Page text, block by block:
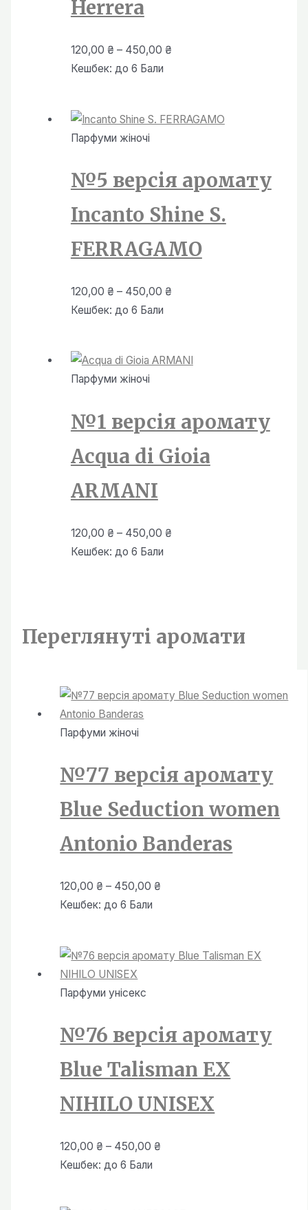
Herrera
120,00 ₴ – 450,00 ₴Діапазон
до
Кешбек: до 6 Бали
Парфуми жiночi
№5 версія аромату
Incanto Shine S.
FERRAGAMO
120,00 ₴ – 450,00 ₴Діапазон
до
Кешбек: до 6 Бали
Парфуми жiночi
№1 версія аромату
Acqua di Gioia
ARMANI
120,00 ₴ – 450,00 ₴Діапазон
Кешбек: до 6 Бали
Переглянутi аромати
Парфуми жiночi
№77 версія аромату
Blue Seduction women
Antonio Banderas
120,00₴ – 450,00₴
до
Кешбек: до 6 Бали
Парфуми унiсекс
№76 версія аромату
Blue Talisman EX
NIHILO UNISEX
120,00₴ – 450,00₴
Кешбек: до 6 Бали